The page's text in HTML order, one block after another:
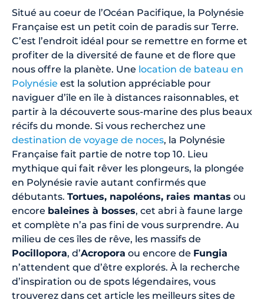
Situé au coeur de l’Océan Pacifique, la Polynésie
Française est un petit coin de paradis sur Terre.
C’est l’endroit idéal pour se remettre en forme et
profiter de la diversité de faune et de flore que
nous offre la planète. Une location de bateau en
Polynésie est la solution appréciable pour
naviguer d’île en île à distances raisonnables, et
partir à la découverte sous-marine des plus beaux
récifs du monde. Si vous recherchez une
destination de voyage de noces, la Polynésie
Française fait partie de notre top 10. Lieu
mythique qui fait rêver les plongeurs, la plongée
en Polynésie ravie autant confirmés que
débutants. Tortues, napoléons, raies mantas ou
encore baleines à bosses, cet abri à faune large
et complète n’a pas fini de vous surprendre. Au
milieu de ces îles de rêve, les massifs de
Pocillopora, d’Acropora ou encore de Fungia
n’attendent que d’être explorés. À la recherche
d’inspiration ou de spots légendaires, vous
trouverez dans cet article les meilleurs sites de